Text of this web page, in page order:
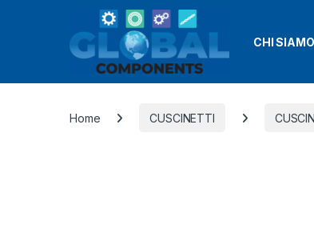
CHI SIAMO
Home CUSCINETTI